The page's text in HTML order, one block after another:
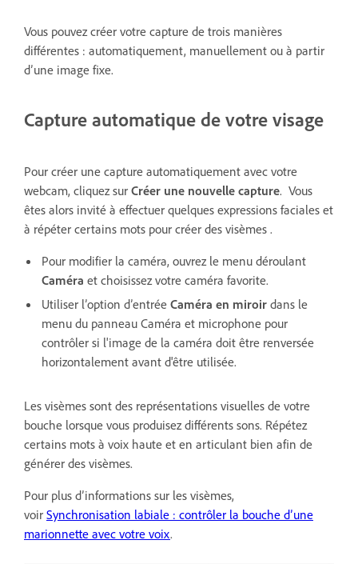
Vous pouvez créer votre capture de trois manières
différentes : automatiquement, manuellement ou à partir
d’une image fixe.
Capture automatique de votre visage
Pour créer une capture automatiquement avec votre
webcam, cliquez sur Créer une nouvelle capture. Vous
êtes alors invité à effectuer quelques expressions faciales et
à répéter certains mots pour créer des visèmes .
Pour modifier la caméra, ouvrez le menu déroulant
Caméra et choisissez votre caméra favorite.
Utiliser l’option d’entrée Caméra en miroir dans le
menu du panneau Caméra et microphone pour
contrôler si l'image de la caméra doit être renversée
horizontalement avant d'être utilisée.
Les visèmes sont des représentations visuelles de votre
bouche lorsque vous produisez différents sons. Répétez
certains mots à voix haute et en articulant bien afin de
générer des visèmes.
Pour plus dʼinformations sur les visèmes,
voir Synchronisation labiale : contrôler la bouche dʼune
marionnette avec votre voix.